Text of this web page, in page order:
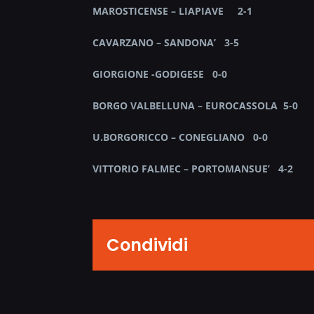
MAROSTICENSE – LIAPIAVE 2-1
CAVARZANO – SANDONA’ 3-5
GIORGIONE -GODIGESE 0-0
BORGO VALBELLUNA – EUROCASSOLA 5-0
U.BORGORICCO – CONEGLIANO 0-0
VITTORIO FALMEC – PORTOMANSUE’ 4-2
Condividi